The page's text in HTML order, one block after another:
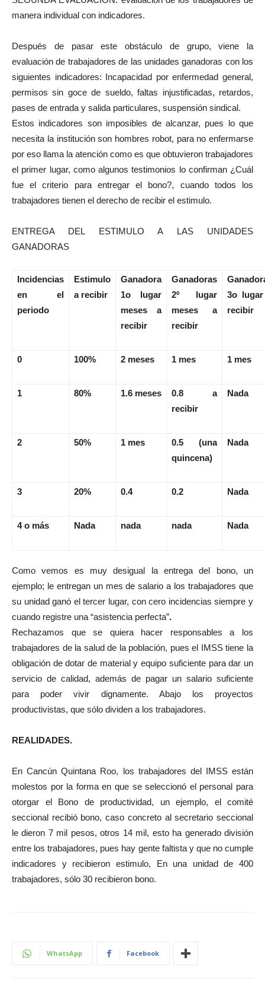
manera individual con indicadores.
Después de pasar este obstáculo de grupo, viene la
evaluación de trabajadores de las unidades ganadoras con los
siguientes indicadores: Incapacidad por enfermedad general,
permisos sin goce de sueldo, faltas injustificadas, retardos,
pases de entrada y salida particulares, suspensión sindical.
Estos indicadores son imposibles de alcanzar, pues lo que
necesita la institución son hombres robot, para no enfermarse
por eso llama la atención como es que obtuvieron trabajadores
el primer lugar, como algunos testimonios lo confirman ¿Cuál
fue el criterio para entregar el bono?, cuando todos los
trabajadores tienen el derecho de recibir el estimulo.
ENTREGA DEL ESTIMULO A LAS UNIDADES
GANADORAS
Incidencias
en el
periodo
Estimulo
a recibir
Ganadora
1o lugar
meses a
recibir
Ganadoras
2º lugar
meses a
recibir
3o
recibir
0 100% 2 meses 1 mes 1 mes
1 80% 1.6 meses
0.8 a
recibir
Nada
2 50% 1 mes
0.5 (una
quincena)
Nada
3 20% 0.4 0.2 Nada
4 o más Nada nada nada Nada
Como vemos es muy desigual la entrega del bono, un
ejemplo; le entregan un mes de salario a los trabajadores que
su unidad ganó el tercer lugar, con cero incidencias siempre y
cuando registre una “asistencia perfecta”.
Rechazamos que se quiera hacer responsables a los
trabajadores de la salud de la población, pues el IMSS tiene la
obligación de dotar de material y equipo suficiente para dar un
servicio de calidad, además de pagar un salario suficiente
para poder vivir dignamente. Abajo los proyectos
productivistas, que sólo dividen a los trabajadores.
REALIDADES.
En Cancún Quintana Roo, los trabajadores del IMSS están
molestos por la forma en que se seleccionó el personal para
otorgar el Bono de productividad, un ejemplo, el comité
seccional recibió bono, caso concreto al secretario seccional
le dieron 7 mil pesos, otros 14 mil, esto ha generado división
entre los trabajadores, pues hay gente faltista y que no cumple
indicadores y recibieron estimulo, En una unidad de 400
trabajadores, sólo 30 recibieron bono.
WhatsApp Facebook